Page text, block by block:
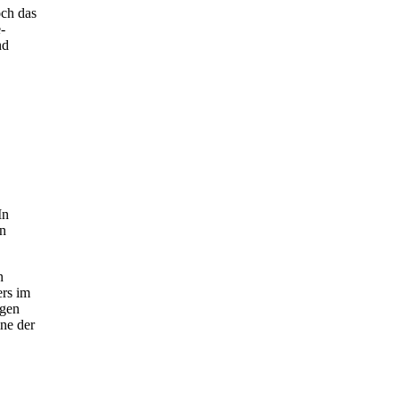
das
im
der